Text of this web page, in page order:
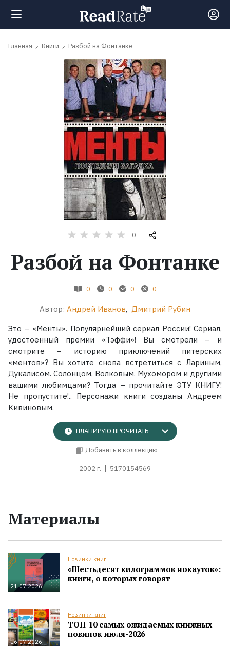
Поиск
обсуждаемые
Жанры
Экранизации
Коллекции
Главная Книги Разбой на Фонтанке
0
Разбой на Фонтанке
0 0 0 0
Автор: Андрей Иванов, Дмитрий Рубин
Это – «Менты». Популярнейший сериал России! Сериал,
удостоенный премии «Тэффи»! Вы смотрели – и
смотрите – историю приключений питерских
«ментов»? Вы хотите снова встретиться с Лариным,
Дукалисом. Солонцом, Волковым. Мухомором и другими
вашими любимцами? Тогда – прочитайте ЭТУ КНИГУ!
Не пропустите!.. Персонажи книги созданы Андреем
Кивиновым.
ПЛАНИРУЮ ПРОЧИТАТЬ
Добавить в коллекцию
2002 г. 5170154569
Материалы
21.07.2026
Новинки книг
«Шестьдесят килограммов нокаутов»:
книги, о которых говорят
16.07.2026
Новинки книг
ТОП-10 самых ожидаемых книжных
новинок июля-2026